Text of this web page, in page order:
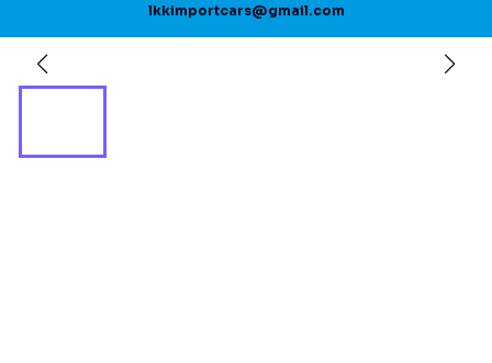
lkkimportcars@gmail.com